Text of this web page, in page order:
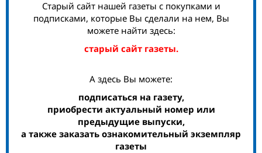
Старый сайт нашей газеты с покупками и
подписками, которые Вы сделали на нем, Вы
можете найти здесь:
старый сайт газеты.
А здесь Вы можете:
подписаться на газету,
приобрести актуальный номер или
предыдущие выпуски,
а также заказать ознакомительный экземпляр
газеты